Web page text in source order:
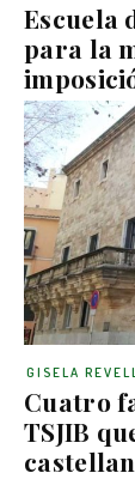
Escuela
para la
Cuatro
TSJIB
GISELA